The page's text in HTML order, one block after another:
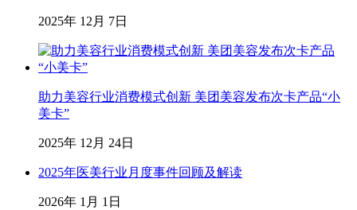
2025年 12月 7日
助力美容行业消费模式创新 美团美容发布次卡产品“小
美卡”
2025年 12月 24日
2025年医美行业月度事件回顾及解读
2026年 1月 1日